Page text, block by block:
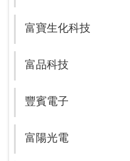
富寶生化科技
富品科技
豐賓電子
富陽光電